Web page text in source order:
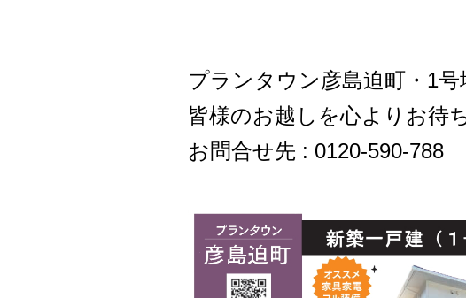
プランタウン彦島迫町・1号
皆様のお越しを心よりお待
お問合せ先 : 0120-590-788